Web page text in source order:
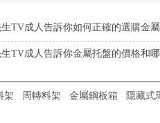
TV成人告訴你如何正確的選購金
TV成人告訴你金屬托盤的價格和
架 周轉料架 金屬鋼板箱 隱藏式